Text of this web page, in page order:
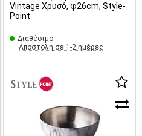
Vintage Χρυσό, φ26cm, Style-
Point
Διαθέσιμο
Αποστολή σε 1-2 ημέρες